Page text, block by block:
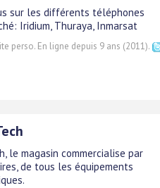
sur les différents téléphones
Iridium, Thuraya, Inmarsat
perso. En ligne depuis 9 ans (2011).
le magasin commercialise par
de tous les équipements